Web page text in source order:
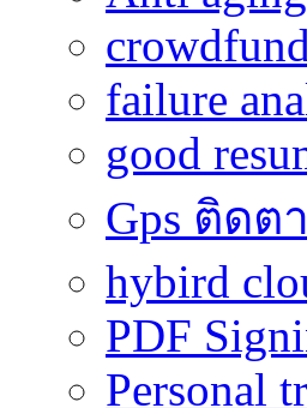
failure
good
Gps ติด
hybird
PDF
Personal